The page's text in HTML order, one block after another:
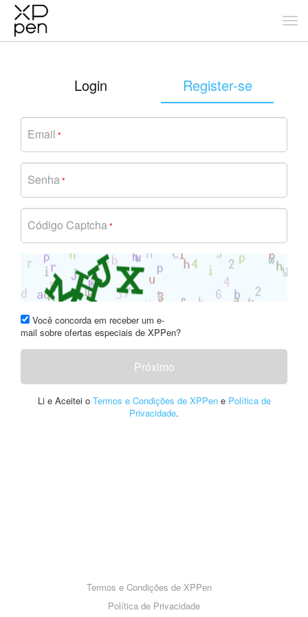
Login Register-se
Email *
Senha*
Código Captcha*
Você concorda em receber um e-
mail sobre ofertas especiais de XPPen?
Próximo
Li e Aceitei o Termos e Condições de XPPene Política de
Privacidade.
Termos e Condições de XPPen
Política de Privacidade